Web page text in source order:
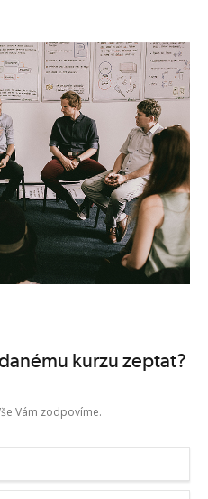
zaměřený třídenní trénink,
Z. Budete prakticky cvičit všechny
a zkušenost při vedení jednání.
vazbu. Přihlaste se a získejte
Kurz je akreditován MPSV.
užitečného
setkání a připravit se na něj
z různorodých osobností
konflikty konstruktivně řešit
také těm, kteří vedou druhé lidi.
prostředí, tak i vedoucí
Pokročilí facilitátoři se mohou
facilitace.
kurzu zeptat?
Vám zodpovíme.